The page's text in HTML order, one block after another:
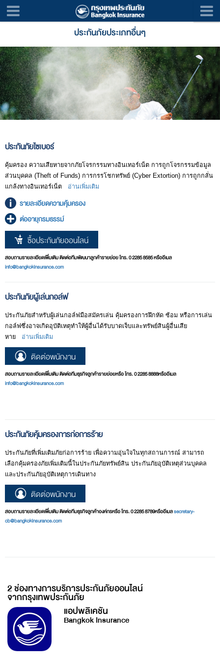
ประกันภัยประเภทอื่นๆ
ประกันภัยไซเบอร์
คุ้มครอง ความเสียหายจากภัยโจรกรรมทางอินเทอร์เน็ต การถูกโจรกรรมข้อมูล
ส่วนบุคคล (Theft of Funds) การกรรโชกทรัพย์ (Cyber Extortion) การถูกกลั่น
แกล้งทางอินเทอร์เน็ต
อ่านเพิ่มเติม
รายละเอียดความคุ้มครอง
ต่ออายุกรมธรรม์
ซื้อประกันภัยออนไลน์
สอบถามรายละเอียดเพิ่มเติม ติดต่อทีมพัฒนาลูกค้ารายย่อย โทร. 0 2285 8585 หรืออีเมล
info@bangkokinsurance.com
ประกันภัยผู้เล่นกอล์ฟ
ประกันภัยสำหรับผู้เล่นกอล์ฟมือสมัครเล่น คุ้มครองการฝึกหัด ซ้อม หรือการเล่น
กอล์ฟซึ่งอาจเกิดอุบัติเหตุทำให้ผู้อื่นได้รับบาดเจ็บและทรัพย์สินผู้อื่นเสีย
หาย
อ่านเพิ่มเติม
ติดต่อพนักงาน
สอบถามรายละเอียดเพิ่มเติม ติดต่อทีมธุรกิจลูกค้ารายย่อยหรือ โทร. 0 2285 8888หรืออีเมล
info@bangkokinsurance.com
ประกันภัยคุ้มครองการก่อการร้าย
ประกันภัยที่เพิ่มเติมภัยก่อการร้าย เพื่อความอุ่นใจในทุกสถานการณ์ สามารถ
เลือกคุ้มครองภัยเพิ่มเติมนี้ในประกันภัยทรัพย์สิน ประกันภัยอุบัติเหตุส่วนบุคคล
และประกันภัยอุบัติเหตุการเดินทาง
ติดต่อพนักงาน
สอบถามรายละเอียดเพิ่มเติม ติดต่อทีมธุรกิจลูกค้าองค์กรหรือ โทร. 0 2285 8789หรืออีเมลsecretary-
cb@bangkokinsurance.com
2 ช่องทางการบริการประกันภัยออนไลน์
จากกรุงเทพประกันภัย
แอปพลิเคชัน
Bangkok Insurance